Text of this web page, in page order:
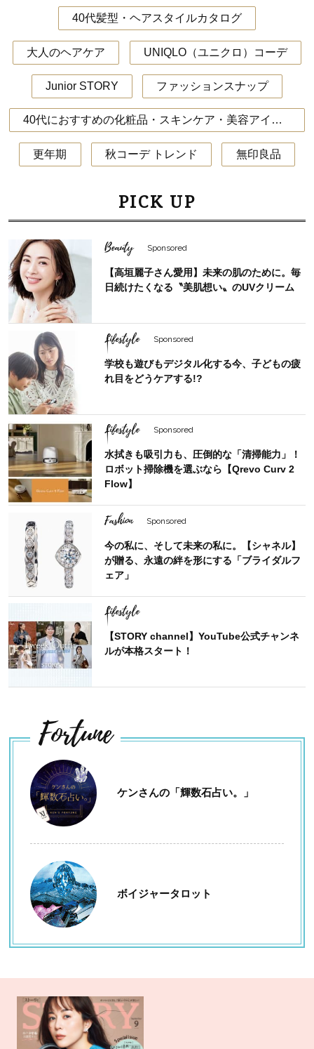
40代髪型・ヘアスタイルカタログ
大人のヘアケア UNIQLO（ユニクロ）コーデ
Junior STORY ファッションスナップ
40代におすすめの化粧品・スキンケア・美容アイテム
更年期 秋コーデ トレンド 無印良品
PICK UP
Beauty Sponsored
【高垣麗子さん愛用】未来の肌のために。毎
日続けたくなる〝美肌想い〟のUVクリーム
Lifestyle Sponsored
学校も遊びもデジタル化する今、子どもの疲
れ目をどうケアする!?
Lifestyle Sponsored
水拭きも吸引力も、圧倒的な「清掃能力」！
ロボット掃除機を選ぶなら【Qrevo Curv 2
Flow】
Fashion Sponsored
今の私に、そして未来の私に。【シャネル】
が贈る、永遠の絆を形にする「ブライダルフ
ェア」
Lifestyle
【STORY channel】YouTube公式チャンネ
ルが本格スタート！
Fortune
ケンさんの「輝数石占い。」
ボイジャータロット